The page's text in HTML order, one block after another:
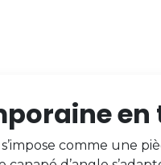
s’impose comme une